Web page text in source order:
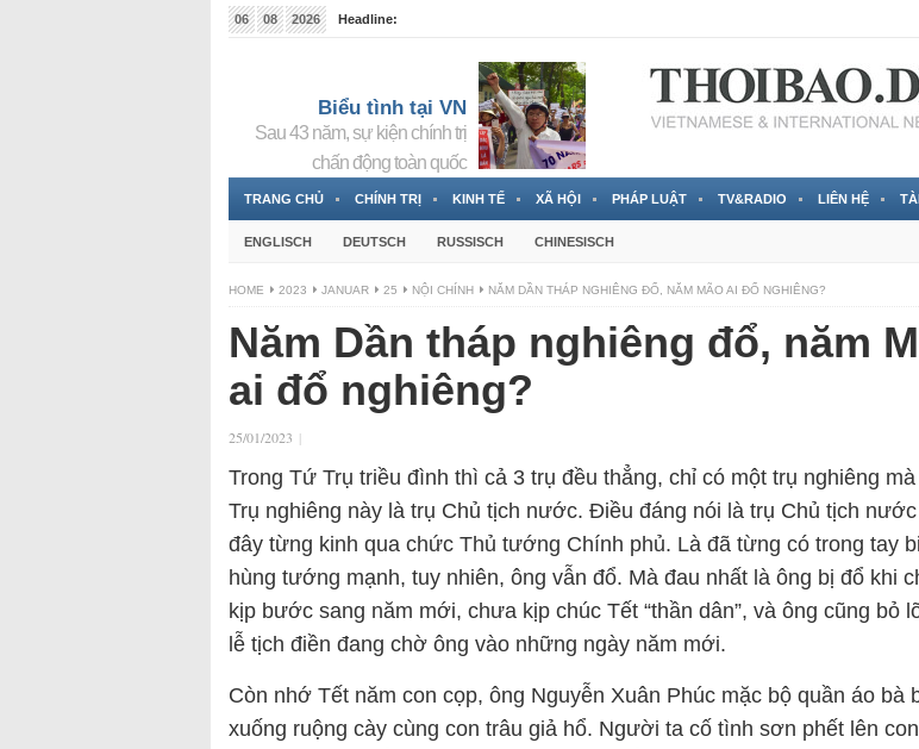
06 08 2026 Headline:
Biểu tình tại VN
Sau 43 năm, sự kiện chính trị
chấn động toàn quốc
TRANG CHỦ CHÍNH TRỊ KINH TẾ XÃ HỘI PHÁP LUẬT TV&RADIO LIÊN HỆ
ENGLISCH DEUTSCH RUSSISCH CHINESISCH
HOME 2023 JANUAR 25 NỘI CHÍNH NĂM DẦN THÁP NGHIÊNG ĐỔ, NĂM MÃO AI ĐỔ NGHIÊNG?
Năm Dần tháp nghiêng đổ, năm
ai đổ nghiêng?
25/01/2023 |
Trong Tứ Trụ triều đình thì cả 3 trụ đều thẳng, chỉ có một trụ nghiêng mà
Trụ nghiêng này là trụ Chủ tịch nước. Điều đáng nói là trụ Chủ tịch
đây từng kinh qua chức Thủ tướng Chính phủ. Là đã từng có trong tay
hùng tướng mạnh, tuy nhiên, ông vẫn đổ. Mà đau nhất là ông bị đổ khi
kịp bước sang năm mới, chưa kịp chúc Tết “thần dân”, và ông cũng bỏ
lễ tịch điền đang chờ ông vào những ngày năm mới.
Còn nhớ Tết năm con cọp, ông Nguyễn Xuân Phúc mặc bộ quần áo bà
xuống ruộng cày cùng con trâu giả hổ. Người ta cố tình sơn phết lên